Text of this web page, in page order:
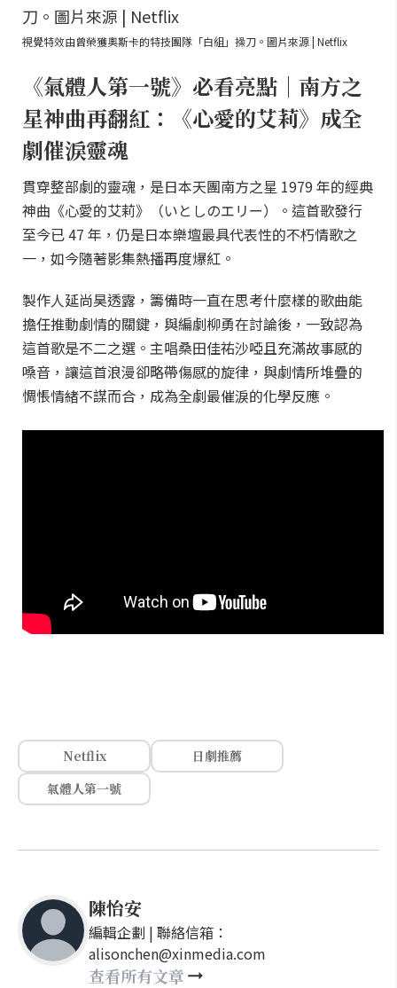
視覺特效由曾榮獲奧斯卡的特技團隊「白組」操刀。圖片來源 | Netflix
《氣體人第一號》必看亮點｜南方之
星神曲再翻紅：《心愛的艾莉》成全
劇催淚靈魂
貫穿整部劇的靈魂，是日本天團南方之星 1979 年的經典
神曲《心愛的艾莉》（いとしのエリー）。這首歌發行
至今已 47 年，仍是日本樂壇最具代表性的不朽情歌之
一，如今隨著影集熱播再度爆紅。
製作人延尚昊透露，籌備時一直在思考什麼樣的歌曲能
擔任推動劇情的關鍵，與編劇柳勇在討論後，一致認為
這首歌是不二之選。主唱桑田佳祐沙啞且充滿故事感的
嗓音，讓這首浪漫卻略帶傷感的旋律，與劇情所堆疊的
惆悵情緒不謀而合，成為全劇最催淚的化學反應。
Netflix
日劇推薦
氣體人第一號
陳怡安
編輯企劃 | 聯絡信箱：
alisonchen@xinmedia.com
查看所有文章